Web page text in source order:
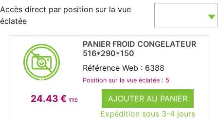
Accès direct par position sur la vue
éclatée
24.43 € TTC
AJOUTER AU PANIER
Expédition sous 3-4 jours
PANIER FROID CONGELATEUR
516*290*150
Référence Web : 6388
Position sur la vue éclatée : 5